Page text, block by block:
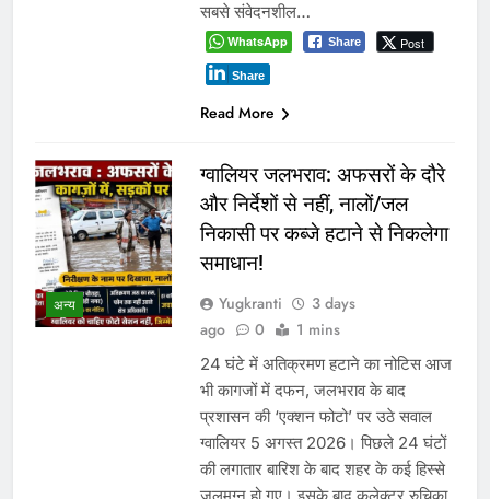
सबसे संवेदनशील…
WhatsApp Share Post
Share
Read More
अन्य
ग्वालियर जलभराव: अफसरों के दौरे
और निर्देशों से नहीं, नालों/जल
निकासी पर कब्जे हटाने से निकलेगा
समाधान!
Yugkranti
3 days
ago
0 1 mins
24 घंटे में अतिक्रमण हटाने का नोटिस आज
भी कागजों में दफन, जलभराव के बाद
प्रशासन की ‘एक्शन फोटो’ पर उठे सवाल
ग्वालियर 5 अगस्त 2026। पिछले 24 घंटों
की लगातार बारिश के बाद शहर के कई हिस्से